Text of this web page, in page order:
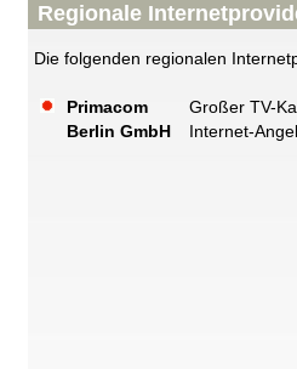
Regionale
Die folgenden regionalen
Primacom
Berlin GmbH
Großer TV-
Internet-